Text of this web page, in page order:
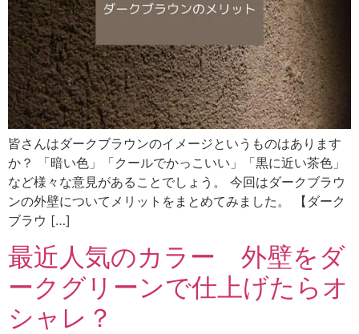
皆さんはダークブラウンのイメージというものはあります
か？ 「暗い色」「クールでかっこいい」「黒に近い茶色」
など様々な意見があることでしょう。 今回はダークブラウ
ンの外壁についてメリットをまとめてみました。 【ダーク
ブラウ […]
最近人気のカラー 外壁をダ
ークグリーンで仕上げたらオ
シャレ？